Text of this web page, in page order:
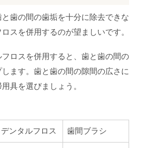
歯の間の歯垢を十分に除去できな
スを併用するのが望ましいです。
ロスを併用すると、歯と歯の間の
ます。歯と歯の間の隙間の広さに
具を選びましょう。
デンタルフロス 歯間ブラシ